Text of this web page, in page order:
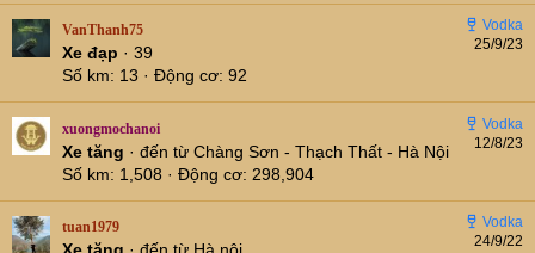
25/9/23
VanThanh75
Xe đạp · 39
Số km
13 Động cơ 92
12/8/23
xuongmochanoi
Xe tăng · đến từ Chàng Sơn - Thạch Thất - Hà Nội
Số km
1,508 Động cơ 298,904
24/9/22
tuan1979